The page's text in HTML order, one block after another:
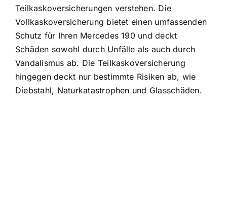
Teilkaskoversicherungen verstehen. Die
Vollkaskoversicherung bietet einen umfassenden
Schutz für Ihren Mercedes 190 und deckt
Schäden sowohl durch Unfälle als auch durch
Vandalismus ab. Die Teilkaskoversicherung
hingegen deckt nur bestimmte Risiken ab, wie
Diebstahl, Naturkatastrophen und Glasschäden.